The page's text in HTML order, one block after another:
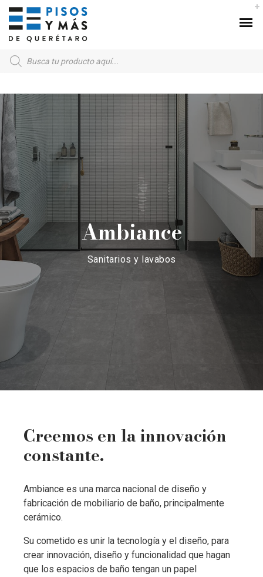
Products
search
Ambiance
Sanitarios y lavabos
Creemos en la innovación
constante.
Ambiance es una marca nacional de diseño y
fabricación de mobiliario de baño, principalmente
cerámico.
Su cometido es unir la tecnología y el diseño, para
crear innovación, diseño y funcionalidad que hagan
que los espacios de baño tengan un papel